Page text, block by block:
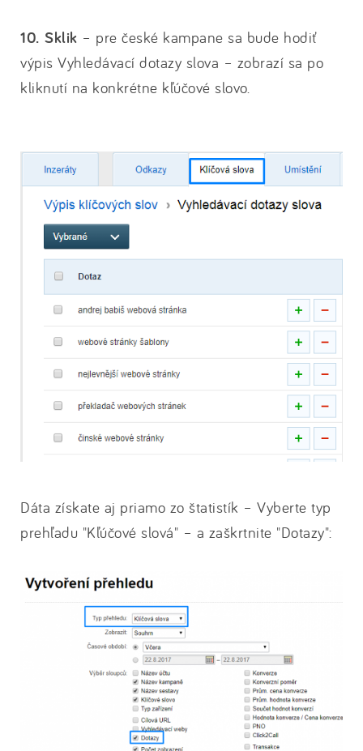
10. Sklik – pre české kampane sa bude hodiť
výpis Vyhledávací dotazy slova – zobrazí sa po
kliknutí na konkrétne kľúčové slovo.
Dáta získate aj priamo zo štatistík – Vyberte typ
prehľadu "Kľúčové slová" – a zaškrtnite "Dotazy":